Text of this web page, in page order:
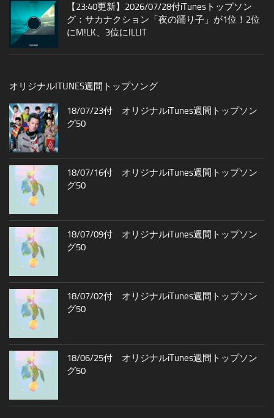
【23:40更新】2026/07/28付iTunesトップソン
グ：サカナクション「夜の踊り子」が1位！2位
にM!LK、3位にILLIT
オリジナルITUNES週間トップソング
18/07/23付 オリジナルiTunes週間トップソン
グ50
18/07/16付 オリジナルiTunes週間トップソン
グ50
18/07/09付 オリジナルiTunes週間トップソン
グ50
18/07/02付 オリジナルiTunes週間トップソン
グ50
18/06/25付 オリジナルiTunes週間トップソン
グ50